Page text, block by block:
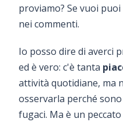
proviamo? Se vuoi
nei commenti.
Io posso dire di averci
ed è vero: c'è tanta
attività quotidiane, ma
osservarla perché
fugaci. Ma è un